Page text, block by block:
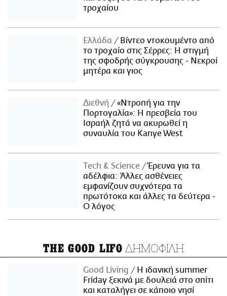
τροχαίου
Ελλάδα
Βίντεο ντοκουμέντο από
το τροχαίο στις Σέρρες: Η στιγμή
της σφοδρής σύγκρουσης - Νεκροί
μητέρα και γιος
Διεθνή
«Ντροπή για την
Πορτογαλία»: Η πρεσβεία του
Ισραήλ ζητά να ακυρωθεί η
συναυλία του Kanye West
Τech & Science
Έρευνα για τα
αδέλφια: Άλλες ασθένειες
εμφανίζουν συχνότερα τα
πρωτότοκα και άλλες τα δεύτερα -
Ο λόγος
THE GOOD LIFO ΔΗΜΟΦΙΛΗ
Good Living
Η ιδανική summer
Friday ξεκινά με δουλειά στο σπίτι
και καταλήγει σε κάποιο νησί